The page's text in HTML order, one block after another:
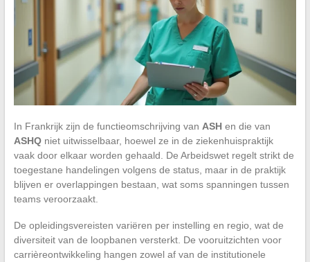
In Frankrijk zijn de functieomschrijving van ASHen die van
ASHQniet uitwisselbaar, hoewel ze in de ziekenhuispraktijk
vaak door elkaar worden gehaald. De Arbeidswet regelt strikt de
toegestane handelingen volgens de status, maar in de praktijk
blijven er overlappingen bestaan, wat soms spanningen tussen
teams veroorzaakt.
De opleidingsvereisten variëren per instelling en regio, wat de
diversiteit van de loopbanen versterkt. De vooruitzichten voor
carrièreontwikkeling hangen zowel af van de institutionele